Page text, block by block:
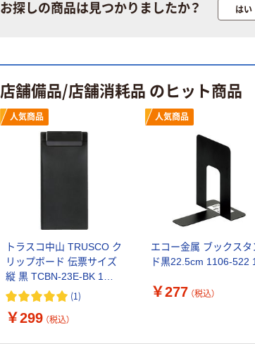
お探しの商品は見つかりましたか？ はい
店舗備品/店舗消耗品 のヒット商品
人気商品
トラスコ中山 TRUSCO ク
リップボード 伝票サイズ
縦 黒 TCBN-23E-BK 1枚
380-3584（直送品）
(1)
￥299 （税込）
人気商品
エコー金属 ブックスタ
ド黒22.5cm 1106-522
￥277 （税込）